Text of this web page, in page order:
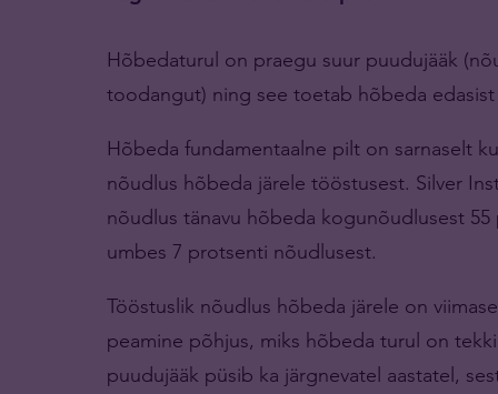
Hõbedaturul on praegu suur puudujääk
toodangut) ning see toetab hõbeda edasist
Hõbeda fundamentaalne pilt on sarnaselt
nõudlus hõbeda järele tööstusest. Silver
nõudlus tänavu hõbeda kogunõudlusest
umbes 7 protsenti nõudlusest.
Tööstuslik nõudlus hõbeda järele on
peamine põhjus, miks hõbeda turul on
puudujääk püsib ka järgnevatel aastatel,